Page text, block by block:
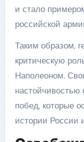
и стало
российской
Таким образом,
критическую
Наполеоном.
побед, которые
истории России